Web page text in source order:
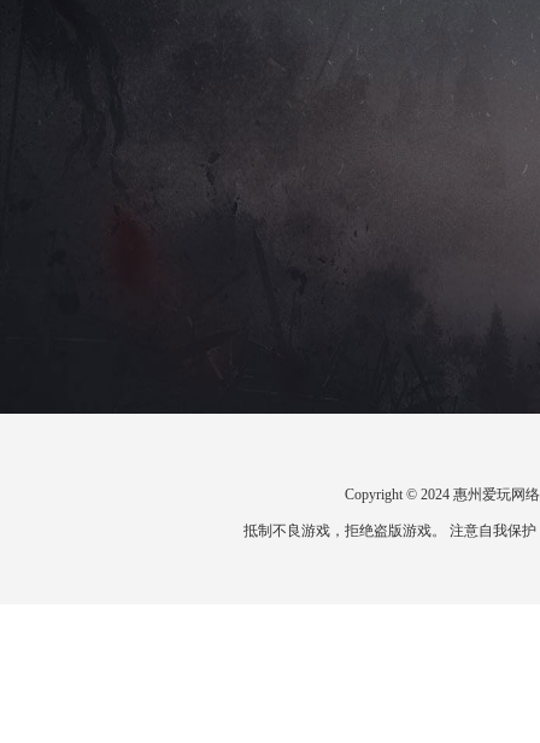
Copyright © 2024 惠州爱玩网
抵制不良游戏，拒绝盗版游戏。 注意自我保